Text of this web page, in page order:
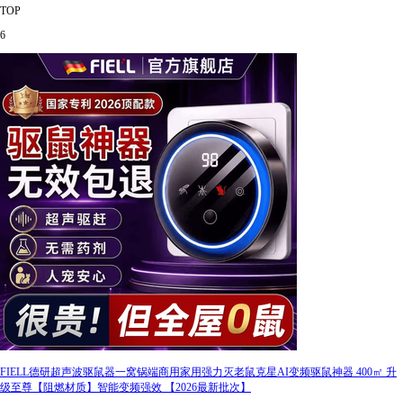
TOP
6
FIELL德研超声波驱鼠器一窝锅端商用家用强力灭老鼠克星AI变频驱鼠神器 400㎡ 升
级至尊【阻燃材质】智能变频强效 【2026最新批次】